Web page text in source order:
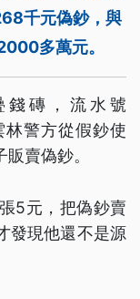
千元偽鈔，與
多萬元。
磚，流水號
林警方從假鈔使
賣偽鈔。
5元，把偽鈔賣
發現他還不是源